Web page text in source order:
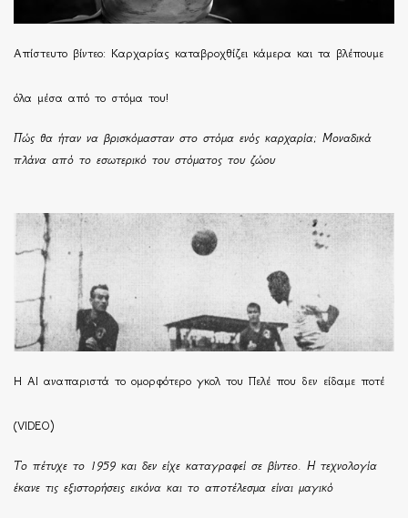
Απίστευτο βίντεο: Καρχαρίας καταβροχθίζει κάμερα και τα βλέπουμε
όλα μέσα από το στόμα του!
Πώς θα ήταν να βρισκόμασταν στο στόμα ενός καρχαρία; Μοναδικά
πλάνα από το εσωτερικό του στόματος του ζώου
Η ΑΙ αναπαριστά το ομορφότερο γκολ του Πελέ που δεν είδαμε ποτέ
(VIDEO)
Το πέτυχε το 1959 και δεν είχε καταγραφεί σε βίντεο. Η τεχνολογία
έκανε τις εξιστορήσεις εικόνα και το αποτέλεσμα είναι μαγικό